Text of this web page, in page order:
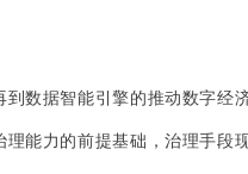
数据智能引擎的推动数字经
能力的前提基础，治理手段